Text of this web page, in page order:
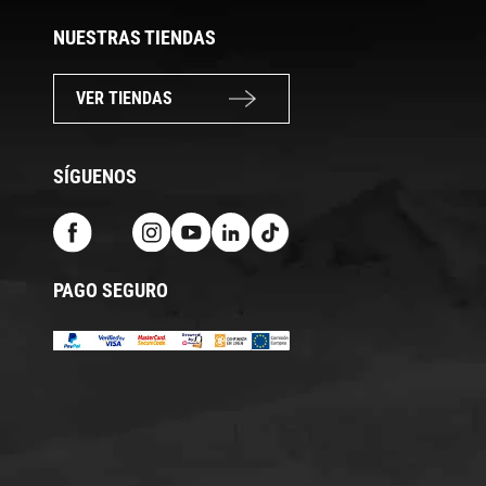
NUESTRAS TIENDAS
VER TIENDAS
SÍGUENOS
PAGO SEGURO